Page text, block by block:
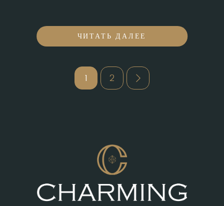
ЧИТАТЬ ДАЛЕЕ
1 2